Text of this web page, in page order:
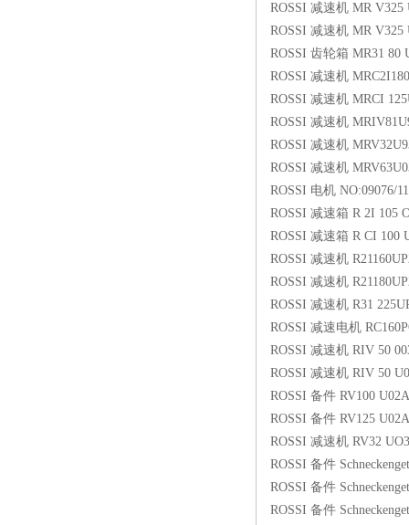
ROSSI 减速机 MR V325
ROSSI 减速机 MR V325
ROSSI 齿轮箱 MR31 80
ROSSI 减速机
ROSSI 减速机 MRCI
ROSSI 减速机
ROSSI 减速机
ROSSI 减速机
ROSSI 电机 NO:09076/
ROSSI 减速箱 R 2I 105
ROSSI 减速箱 R CI 100
ROSSI 减速机
ROSSI 减速机
ROSSI 减速机 R31
ROSSI 减速电机
ROSSI 减速机 RIV 50
ROSSI 减速机 RIV 50
ROSSI 备件 RV100
ROSSI 备件 RV125
ROSSI 减速机 RV32
ROSSI 备件
ROSSI 备件
ROSSI 备件